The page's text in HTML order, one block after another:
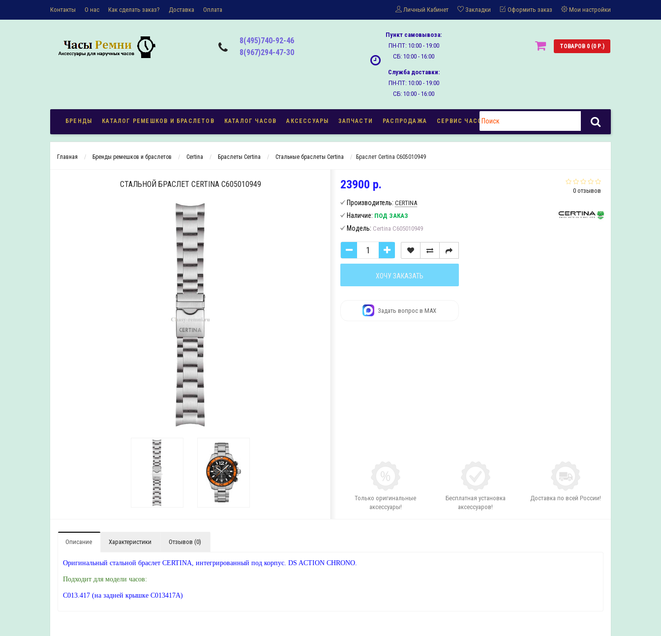
Контакты О наc Как сделать заказ? Доставка Оплата Личный Кабинет Закладки Оформить заказ Мои настройки
8(495)740-92-46
8(967)294-47-30
Пункт самовывоза:
ПН-ПТ: 10:00 - 19:00
СБ: 10:00 - 16:00
Служба доставки:
ПН-ПТ: 10:00 - 19:00
СБ: 10:00 - 16:00
ТОВАРОВ 0 (0 Р.)
БРЕНДЫ КАТАЛОГ РЕМЕШКОВ И БРАСЛЕТОВ КАТАЛОГ ЧАСОВ АКСЕССУАРЫ ЗАПЧАСТИ РАСПРОДАЖА СЕРВИС ЧАСОВ
Главная Бренды ремешков и браслетов Certina Браслеты Certina Стальные браслеты Certina Браслет Certina C605010949
СТАЛЬНОЙ БРАСЛЕТ CERTINA C605010949
0 отзывов
23900 р.
Производитель: CERTINA
Наличие: ПОД ЗАКАЗ
Модель: Certina C605010949
ХОЧУ ЗАКАЗАТЬ
Задать вопрос в MAX
Только оригинальные
аксессуары!
Бесплатная установка
аксессуаров!
Доставка по всей России!
Описание Характеристики Отзывов (0)
Оригинальный стальной браслет CERTINA, интегрированный под корпус. DS ACTION CHRONO.
Подходит для модели часов:
C013.417 (на задней крышке C013417A)